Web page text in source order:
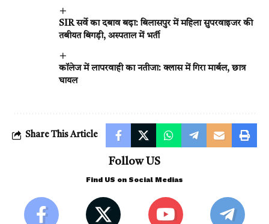
SIR सर्वे का दबाव बढ़ा: बिलासपुर में महिला सुपरवाइजर की
तबीयत बिगड़ी, अस्पताल में भर्ती
कॉलेज में लापरवाही का नतीजा: क्लास में गिरा मार्बल, छात्र
घायल
Share This Article
Follow US
Find US on Social Medias